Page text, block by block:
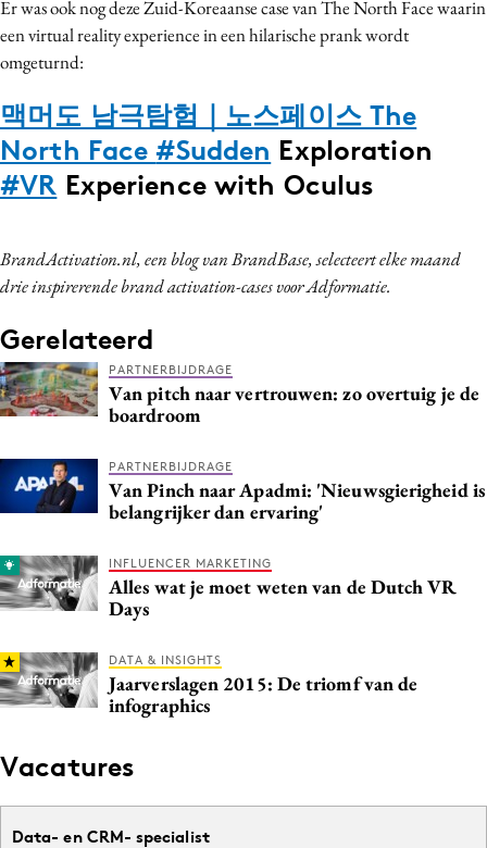
Er was ook nog deze Zuid-Koreaanse case van The North Face waarin
een virtual reality experience in een hilarische prank wordt
omgeturnd:
맥머도 남극탐험｜노스페이스 The
North Face#Sudden Exploration
#VR Experience with Oculus
BrandActivation.nl, een blog van BrandBase, selecteert elke maand
drie inspirerende brand activation-cases voor Adformatie.
Gerelateerd
PARTNERBIJDRAGE
Van pitch naar vertrouwen: zo overtuig je de
boardroom
PARTNERBIJDRAGE
Van Pinch naar Apadmi: 'Nieuwsgierigheid is
belangrijker dan ervaring'
INFLUENCER MARKETING
Alles wat je moet weten van de Dutch VR
Days
DATA & INSIGHTS
Jaarverslagen 2015: De triomf van de
infographics
Vacatures
Data- en CRM- specialist